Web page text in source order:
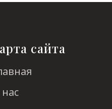
сайта